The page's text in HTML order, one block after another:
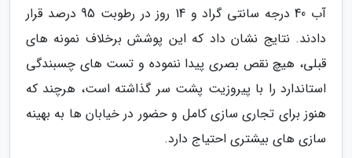
آب 40 درجه سانتی گراد و 14 روز در رطوبت 95 درصد قرار
دادند. نتایج نشان داد که این پوشش برخلاف نمونه های
قبلی، هیچ نقص بصری پیدا ننموده و تست های چسبندگی
استاندارد را با پیروزیت پشت سر گذاشته است، هرچند که
هنوز برای تجاری سازی کامل و حضور در خیابان ها به بهینه
سازی های بیشتری احتیاج دارد.